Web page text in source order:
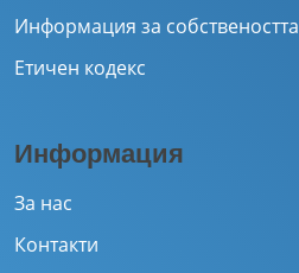
Информация за собствеността
Етичен кодекс
Информация
За нас
Контакти